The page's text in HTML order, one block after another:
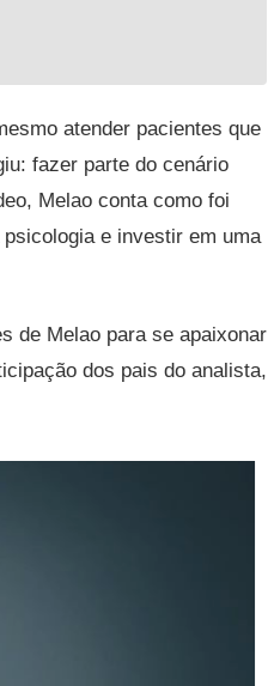
atender pacientes que
fazer parte do cenário
Melao conta como foi
e investir em uma
de Melao para se apaixonar
dos pais do analista,